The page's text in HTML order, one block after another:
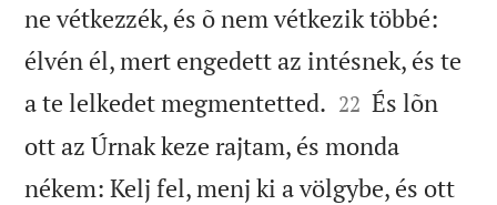
ne vétkezzék, és õ nem vétkezik többé:
élvén él, mert engedett az intésnek, és te
a te lelkedet megmentetted. 

22 És lõn
ott az Úrnak keze rajtam, és monda
nékem: Kelj fel, menj ki a völgybe, és ott